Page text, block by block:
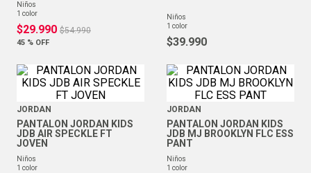
niños
1 color
$29.990 $54.990
45 % OFF
niños
1 color
$39.990
JORDAN
PANTALON JORDAN KIDS
JDB AIR SPECKLE FT
JOVEN
niños
1 color
JORDAN
PANTALON JORDAN KIDS
JDB MJ BROOKLYN FLC ESS
PANT
niños
1 color